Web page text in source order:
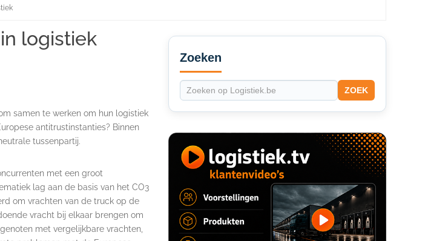
logistiek
samen te werken om hun logistiek
antitrustinstanties? Binnen
tussenpartij.
met een groot
lag aan de basis van het CO3
om vrachten van de truck op de
vracht bij elkaar brengen om
met vergelijkbare vrachten,
Secondary
Sidebar
Zoeken
ZOEK